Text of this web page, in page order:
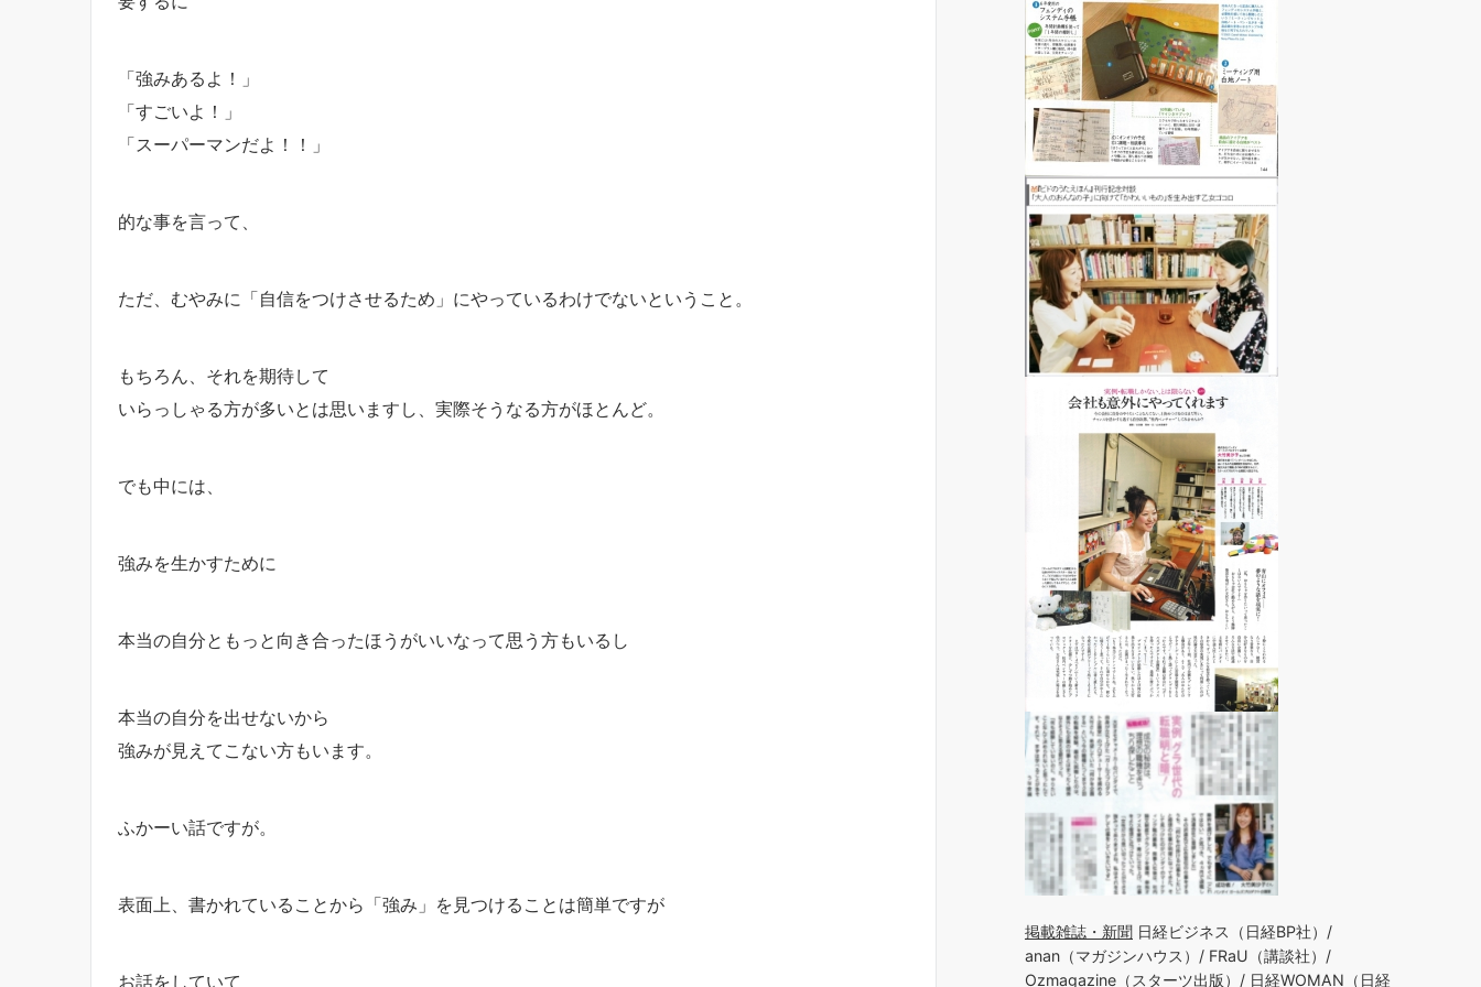
「強みあるよ！」
「すごいよ！」
「スーパーマンだよ！！」
的な事を言って、
ただ、むやみに「自信をつけさせるため」にやっているわけでないということ。
もちろん、それを期待して
いらっしゃる方が多いとは思いますし、実際そうなる方がほとんど。
でも中には、
強みを生かすために
本当の自分ともっと向き合ったほうがいいなって思う方もいるし
本当の自分を出せないから
強みが見えてこない方もいます。
ふかーい話ですが。
表面上、書かれていることから「強み」を見つけることは簡単ですが
お話をしていて
掲載雑誌・新聞 日経ビジネス（日経BP社）/
anan（マガジンハウス）/ FRaU（講談社）/
Ozmagazine（スターツ出版）/ 日経WOMAN（日経